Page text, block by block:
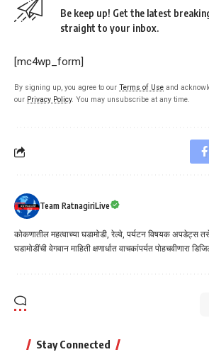
Be keep up! Get the latest
straight to your inbox.
[mc4wp_form]
By signing up, you agree to our Terms of Use and
our Privacy Policy. You may unsubscribe at any time.
Team RatnagiriLive
कोकणातील महत्वाच्या घडामोडी, रेल्वे, पर्यटन विषयक अपडेट्स
घडामोडींची वेगवान माहिती क्षणार्धात वाचकांपर्यत पोहचवीणारा
Stay Connected